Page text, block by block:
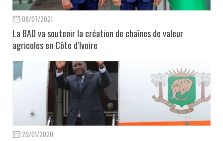
08/07/2021
La BAD va soutenir la création de chaînes de valeur
agricoles en Côte d’Ivoire
20/01/2020